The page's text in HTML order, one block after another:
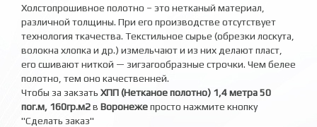
Холстопрошивное полотно – это нетканый материал,
различной толщины. При его производстве отсутствует
технология ткачества. Текстильное сырье (обрезки лоскута,
волокна хлопка и др.) измельчают и из них делают пласт,
его сшивают ниткой — зигзагообразные строчки. Чем белее
полотно, тем оно качественней.
Чтобы за закзать ХПП (Нетканое полотно) 1,4 метра 50
пог.м, 160гр.м2в Воронежепросто нажмите кнопку
"Сделать заказ"